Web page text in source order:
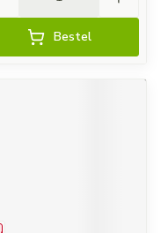
Bestel